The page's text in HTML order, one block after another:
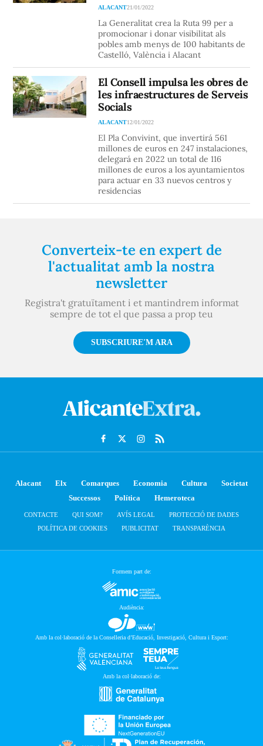
ALACANT21/01/2022
La Generalitat crea la Ruta 99 per a
promocionar i donar visibilitat als
pobles amb menys de 100 habitants de
Castelló, València i Alacant
El Consell impulsa les obres de
les infraestructures de Serveis
Socials
ALACANT12/01/2022
El Pla Convivint, que invertirá 561
millones de euros en 247 instalaciones,
delegará en 2022 un total de 116
millones de euros a los ayuntamientos
para actuar en 33 nuevos centros y
residencias
Converteix-te en expert de
l'actualitat amb la nostra
newsletter
Registra't gratuïtament i et mantindrem informat
sempre de tot el que passa a prop teu
SUBSCRIURE'M ARA
Alacant Elx Comarques Economia Cultura
Societat
Successos
Política Hemeroteca
CONTACTE QUI SOM? AVÍS LEGAL
PROTECCIÓ DE DADES
POLÍTICA DE COOKIES
PUBLICITAT TRANSPARÈNCIA
Formem part de:
Audiència:
Amb la col·laboració de la Conselleria d’Educació, Investigació, Cultura i Esport:
Amb la col·laboració de: